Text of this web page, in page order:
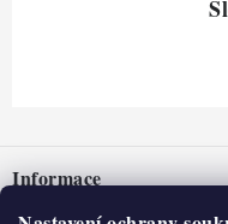
pInformace